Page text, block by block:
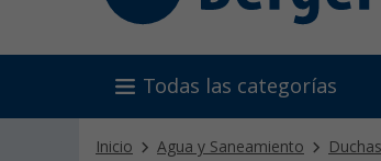
Todas las categorías
Inicio Agua y Saneamiento